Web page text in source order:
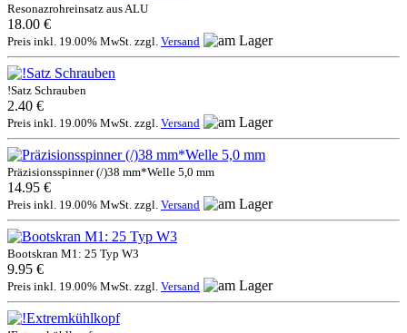
Resonazrohreinsatz aus ALU
18.00 €
Preis inkl. 19.00% MwSt. zzgl. Versand
!Satz Schrauben
2.40 €
Preis inkl. 19.00% MwSt. zzgl. Versand
Präzisionsspinner (/)38 mm*Welle 5,0 mm
14.95 €
Preis inkl. 19.00% MwSt. zzgl. Versand
Bootskran M1: 25 Typ W3
9.95 €
Preis inkl. 19.00% MwSt. zzgl. Versand